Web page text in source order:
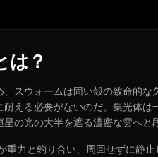
は？
スウォームは固い殻の致命的な
える必要がないのだ。集光体は
の光の大半を遮る濃密な雲へと
力と釣り合い、周回せずに静